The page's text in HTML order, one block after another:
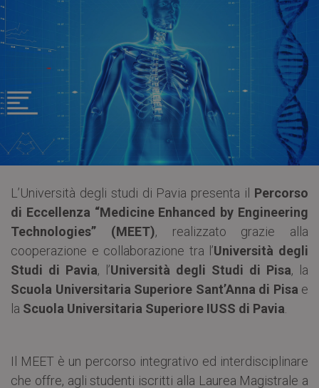
L’Università degli studi di Pavia presenta il Percorso
di Eccellenza “Medicine Enhanced by Engineering
Technologies” (MEET), realizzato grazie alla
cooperazione e collaborazione tra l’Università degli
Studi di Pavia, l’Università degli Studi di Pisa, la
Scuola Universitaria Superiore Sant’Anna di Pisa e
la Scuola Universitaria Superiore IUSS di Pavia
Il MEET è un percorso integrativo ed interdisciplinare
che offre, agli studenti iscritti alla Laurea Magistrale a